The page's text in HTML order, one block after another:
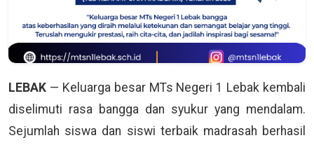
LEBAK — Keluarga besar MTs Negeri 1 Lebak kembali
diselimuti rasa bangga dan syukur yang mendalam.
Sejumlah siswa dan siswi terbaik madrasah berhasil